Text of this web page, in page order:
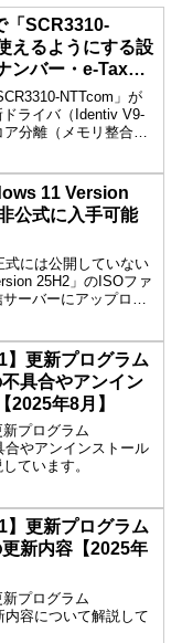
「SCR3310-
えるようにする設
ンバー・e-Tax対
NTTcom」が
ライバ（Identiv V9-
分離（メモリ整合
タルに。11 Version
公式に入手可能
式には公開していない
25H2」のISOファ
ーバーにアップロー
し、ダウンロードリン
す。
】更新プログラム
具合やアンイン
2025年8月】
プログラム
合やアンインストール
ています。
】更新プログラム
新内容【2025年
プログラム
内容について解説して